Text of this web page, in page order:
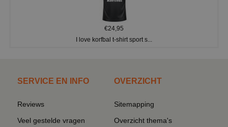
€24,95
I love korfbal t-shirt sport s...
SERVICE EN INFO
Reviews
Veel gestelde vragen
OVERZICHT
Sitemapping
Overzicht thema's